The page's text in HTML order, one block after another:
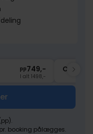
pp749,-
I alt 1498,-
Okt
booking pålægges.